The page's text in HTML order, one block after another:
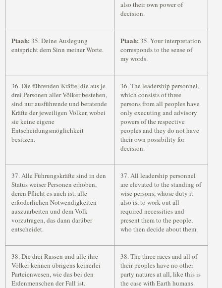
also their own power of
decision.
Ptaah: 35. Deine Auslegung
entspricht dem Sinn meiner Worte.
Ptaah: 35. Your interpretation
corresponds to the sense of
my words.
36. Die führenden Kräfte, die aus je
drei Personen aller Völker bestehen,
sind nur ausführende und beratende
Kräfte der jeweiligen Völker, wobei
sie keine eigene
Entscheidungsmöglichkeit
besitzen.
36. The leadership personnel,
which consists of three
persons from all peoples have
only executing and advisory
powers of the respective
peoples and they do not have
their own possibility for
decision.
37. Alle Führungskräfte sind in den
Status weiser Personen erhoben,
deren Pflicht es auch ist, alle
erforderlichen Notwendigkeiten
auszuarbeiten und dem Volk
vorzutragen, das dann darüber
entscheidet.
37. All leadership personnel
are elevated to the standing of
wise persons, whose duty it
also is, to work out all
required necessities and
present them to the people,
who then decide about them.
38. Die drei Rassen und alle ihre
Völker kennen übrigens keinerlei
Parteienwesen, wie das bei den
Erdenmenschen der Fall ist.
38. The three races and all of
their peoples have no other
party natures at all, like this is
the case with Earth humans.